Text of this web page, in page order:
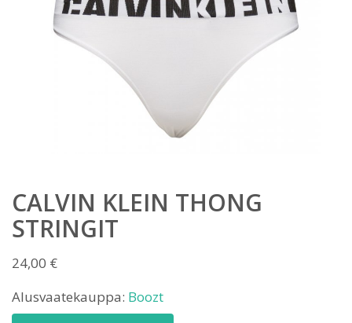
CALVIN KLEIN THONG
STRINGIT
24,00 €
Alusvaatekauppa: Boozt